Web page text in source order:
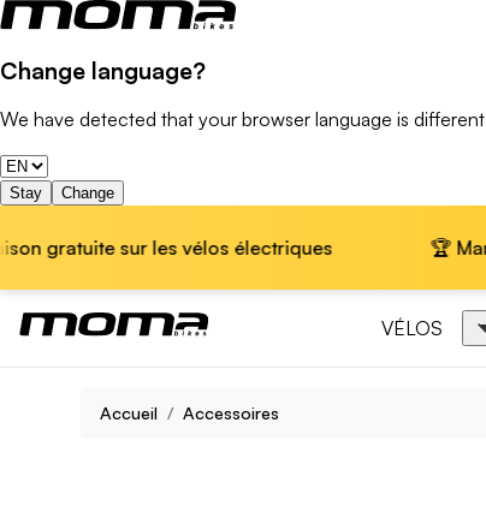
Change language?
We have detected that your browser language is
Stay Change
sur les vélos électriques 🏆 Marque
VÉLOS
Accueil Accessoires